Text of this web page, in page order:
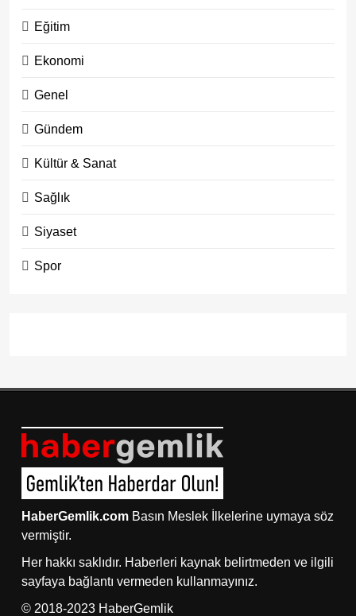
Eğitim
Ekonomi
Genel
Gündem
Kültür & Sanat
Sağlık
Siyaset
Spor
HaberGemlik.com Basın Meslek İlkelerine uymaya söz
vermiştir.
Her hakkı saklıdır. Haberleri kaynak belirtmeden ve ilgili
sayfaya bağlantı vermeden kullanmayınız.
© 2018-2023 HaberGemlik